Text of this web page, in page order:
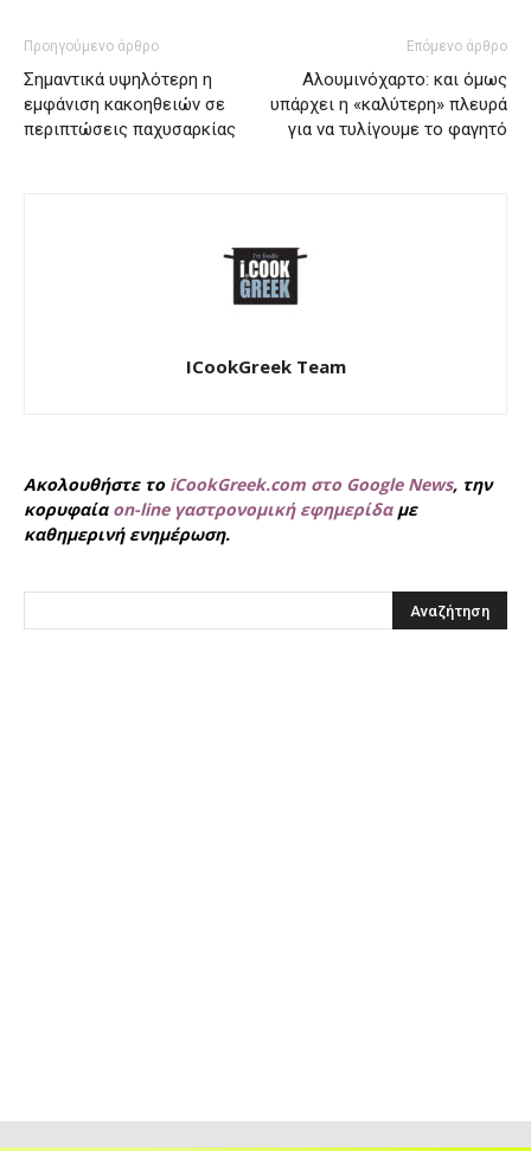
Προηγούμενο άρθρο
Σημαντικά υψηλότερη η
εμφάνιση κακοηθειών σε
περιπτώσεις παχυσαρκίας
Επόμενο άρθρο
Αλουμινόχαρτο: και όμως
υπάρχει η «καλύτερη» πλευρά
για να τυλίγουμε το φαγητό
ICookGreek Team
Ακολουθήστε το iCookGreek.com στο Google News, την
κορυφαία on-line γαστρονομική εφημερίδαμε
καθημερινή ενημέρωση.